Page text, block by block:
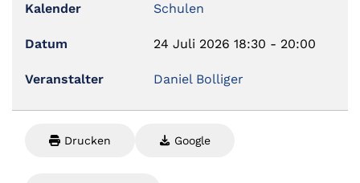
Kalender Schulen
Datum 24 Juli 2026 18:30 - 20:00
Veranstalter Daniel Bolliger
Drucken Google